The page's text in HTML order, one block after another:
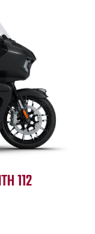
112